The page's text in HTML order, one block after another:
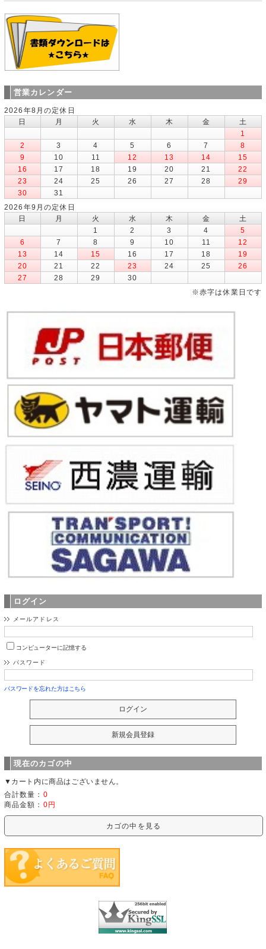
営業カレンダー
2026年8月の定休日
日
月 火 水 木 金
土
1
2
3 4 5 6 7
8
9
10 11 12 13 14
15
16
17 18 19 20 21
22
23
24 25 26 27 28
29
30
31
2026年9月の定休日
日
月 火 水 木 金
土
1
2 3 4
5
6
7 8 9 10 11
12
13
14 15 16 17 18
19
20
21 22 23 24 25
26
27
28 29
30
※赤字は休業日です
ログイン
メールアドレス
コンピューターに記憶する
パスワード
パスワードを忘れた方はこちら
現在のカゴの中
▼カート内に商品はございません。
合計数量： 0
商品金額： 0円
カゴの中を見る